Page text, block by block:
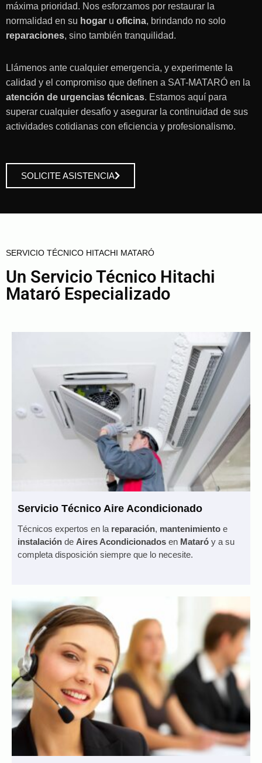
máxima prioridad. Nos esforzamos por restaurar la
normalidad en su hogar u oficina, brindando no solo
reparaciones, sino también tranquilidad.
Llámenos ante cualquier emergencia, y experimente la
calidad y el compromiso que definen a SAT-MATARÓ en la
atención de urgencias técnicas. Estamos aquí para
superar cualquier desafío y asegurar la continuidad de sus
actividades cotidianas con eficiencia y profesionalismo.
SOLICITE ASISTENCIA
SERVICIO TÉCNICO HITACHI MATARÓ
Un Servicio Técnico Hitachi
Mataró Especializado
Servicio Técnico Aire Acondicionado
Técnicos expertos en la reparación, mantenimiento e
instalación de Aires Acondicionados en Mataró y a su
completa disposición siempre que lo necesite.